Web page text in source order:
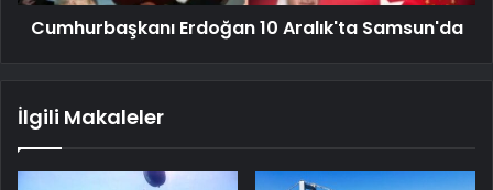
Cumhurbaşkanı Erdoğan 10 Aralık'ta Samsun'da
İlgili Makaleler